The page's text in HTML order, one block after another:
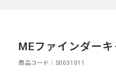
MEファインダー
商品コード S0031011